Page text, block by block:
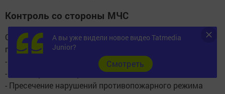
Контроль со стороны МЧС
Сотрудники чрезвычайного ведомства будут
проводить:
- Профилактические рейды
- Мониторинг пожароопасных зон
- Пресечение нарушений противопожарного режима
А вы уже видели новое видео Tatmedia
Junior?
Cмотреть